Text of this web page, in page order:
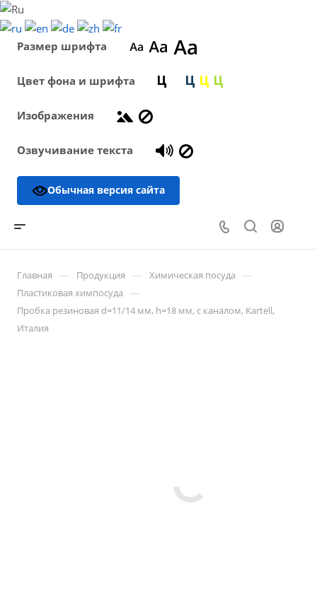
Размер шрифта
Цвет фона и шрифта
Изображения
Озвучивание текста
Обычная версия сайта
Главная — Продукция — Химическая посуда —
Пластиковая химпосуда —
Пробка резиновая d=11/14 мм, h=18 мм, с каналом, Kartell,
Италия